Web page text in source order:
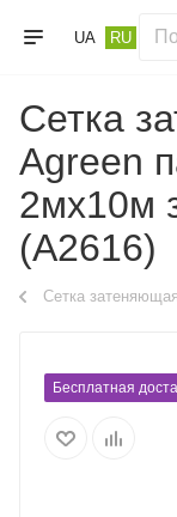
UA RU
Сетка
Agreen
2мх10м
(A2616)
Сетка затеняющая
Бесплатная